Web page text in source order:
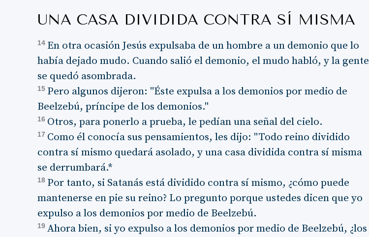
UNA CASA DIVIDIDA CONTRA SÍ MISMA
14 En otra ocasión Jesús expulsaba de un hombre a un demonio que lo
había dejado mudo. Cuando salió el demonio, el mudo habló, y la gente
se quedó asombrada.
15 Pero algunos dijeron: "Éste expulsa a los demonios por medio de
Beelzebú, príncipe de los demonios."
16 Otros, para ponerlo a prueba, le pedían una señal del cielo.
17 Como él conocía sus pensamientos, les dijo: "Todo reino dividido
contra sí mismo quedará asolado, y una casa dividida contra sí misma
se derrumbará.*
18 Por tanto, si Satanás está dividido contra sí mismo, ¿cómo puede
mantenerse en pie su reino? Lo pregunto porque ustedes dicen que yo
expulso a los demonios por medio de Beelzebú.
19 Ahora bien, si yo expulso a los demonios por medio de Beelzebú, ¿los